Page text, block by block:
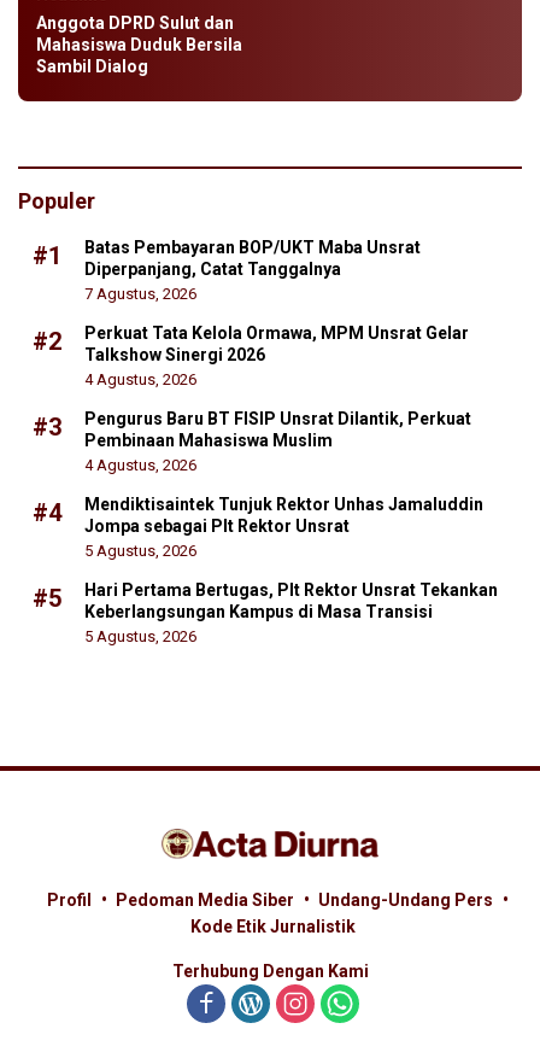
Anggota DPRD Sulut dan
Mahasiswa Duduk Bersila
Sambil Dialog
Populer
#1
Batas Pembayaran BOP/UKT Maba Unsrat
Diperpanjang, Catat Tanggalnya
7 Agustus, 2026
#2
Perkuat Tata Kelola Ormawa, MPM Unsrat Gelar
Talkshow Sinergi 2026
4 Agustus, 2026
#3
Pengurus Baru BT FISIP Unsrat Dilantik, Perkuat
Pembinaan Mahasiswa Muslim
4 Agustus, 2026
#4
Mendiktisaintek Tunjuk Rektor Unhas Jamaluddin
Jompa sebagai Plt Rektor Unsrat
5 Agustus, 2026
#5
Hari Pertama Bertugas, Plt Rektor Unsrat Tekankan
Keberlangsungan Kampus di Masa Transisi
5 Agustus, 2026
Profil Pedoman Media Siber
Undang-Undang Pers
Kode Etik Jurnalistik
Terhubung Dengan Kami